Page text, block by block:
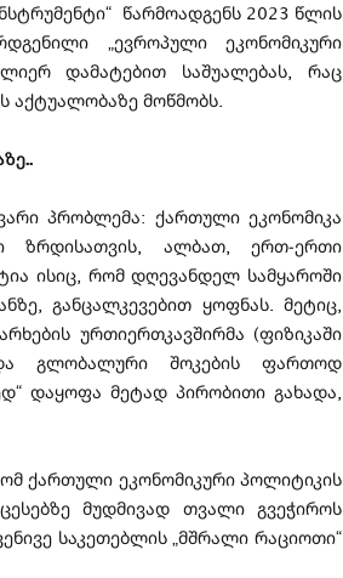
წარმოადგენს 2023 წლის
„ევროპული ეკონომიკური
დამატებით საშუალებას, რაც
აქტუალობაზე მოწმობს.
პრობლემა: ქართული ეკონომიკა
ზრდისათვის, ალბათ, ერთ-ერთი
ისიც, რომ დღევანდელ სამყაროში
განცალკევებით ყოფნას. მეტიც,
ურთიერთკავშირმა (ფიზიკაში
გლობალური შოკების ფართოდ
დაყოფა მეტად პირობითი გახადა,
ქართული ეკონომიკური პოლიტიკის
მუდმივად თვალი გვეჭიროს
საკეთებლის „მშრალი რაციოთი“